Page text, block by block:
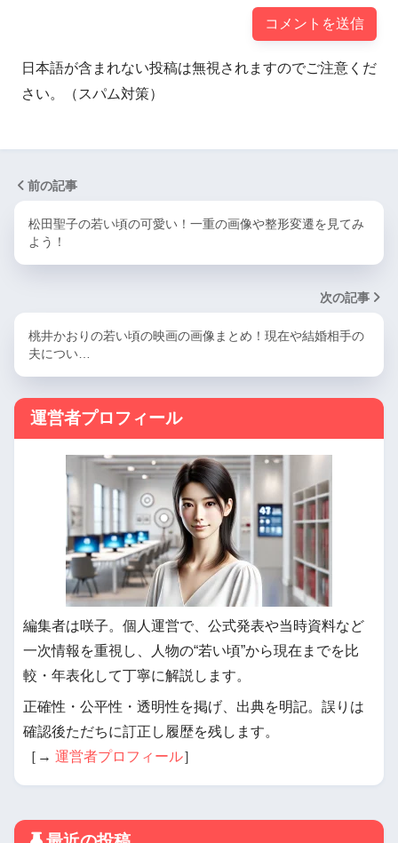
日本語が含まれない投稿は無視されますのでご注意くだ
さい。（スパム対策）
前の記事
松田聖子の若い頃の可愛い！一重の画像や整形変遷を見てみ
よう！
次の記事
桃井かおりの若い頃の映画の画像まとめ！現在や結婚相手の
夫につい…
運営者プロフィール
編集者は咲子。個人運営で、公式発表や当時資料など
一次情報を重視し、人物の“若い頃”から現在までを比
較・年表化して丁寧に解説します。
正確性・公平性・透明性を掲げ、出典を明記。誤りは
確認後ただちに訂正し履歴を残します。
［→ 運営者プロフィール］